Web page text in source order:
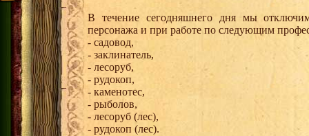
В течение сегодняшнего дня мы
персонажа и при работе по следующим
- садовод,
- заклинатель,
- лесоруб,
- рудокоп,
- каменотес,
- рыболов,
- лесоруб (лес),
- рудокоп (лес).